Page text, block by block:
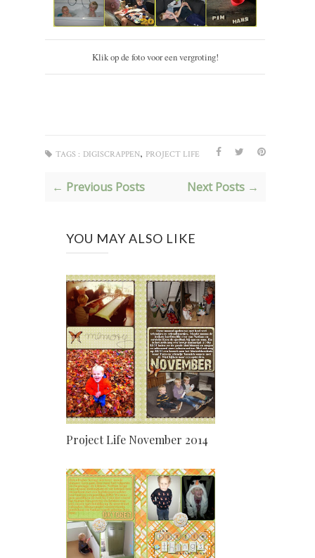
Klik op de foto voor een vergroting!
TAGS : DIGISCRAPPEN, PROJECT LIFE
← Previous Posts Next Posts →
YOU MAY ALSO LIKE
Project Life November 2014